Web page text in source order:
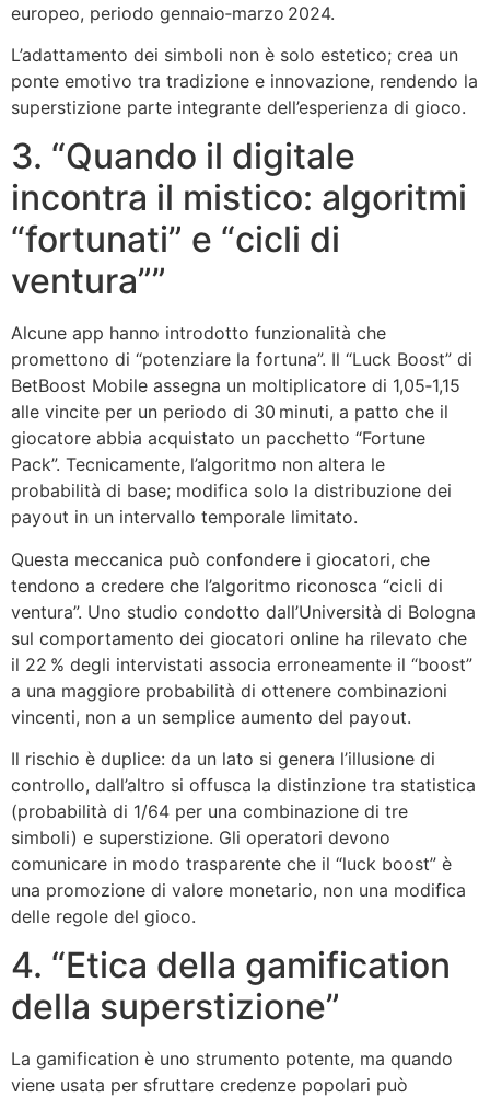
europeo, periodo gennaio‑marzo 2024.
L’adattamento dei simboli non è solo estetico; crea un
ponte emotivo tra tradizione e innovazione, rendendo la
superstizione parte integrante dell’esperienza di gioco.
3. “Quando il digitale
incontra il mistico: algoritmi
“fortunati” e “cicli di
ventura””
Alcune app hanno introdotto funzionalità che
promettono di “potenziare la fortuna”. Il “Luck Boost” di
BetBoost Mobile assegna un moltiplicatore di 1,05‑1,15
alle vincite per un periodo di 30 minuti, a patto che il
giocatore abbia acquistato un pacchetto “Fortune
Pack”. Tecnicamente, l’algoritmo non altera le
probabilità di base; modifica solo la distribuzione dei
payout in un intervallo temporale limitato.
Questa meccanica può confondere i giocatori, che
tendono a credere che l’algoritmo riconosca “cicli di
ventura”. Uno studio condotto dall’Università di Bologna
sul comportamento dei giocatori online ha rilevato che
il 22 % degli intervistati associa erroneamente il “boost”
a una maggiore probabilità di ottenere combinazioni
vincenti, non a un semplice aumento del payout.
Il rischio è duplice: da un lato si genera l’illusione di
controllo, dall’altro si offusca la distinzione tra statistica
(probabilità di 1/64 per una combinazione di tre
simboli) e superstizione. Gli operatori devono
comunicare in modo trasparente che il “luck boost” è
una promozione di valore monetario, non una modifica
delle regole del gioco.
4. “Etica della gamification
della superstizione”
La gamification è uno strumento potente, ma quando
viene usata per sfruttare credenze popolari può